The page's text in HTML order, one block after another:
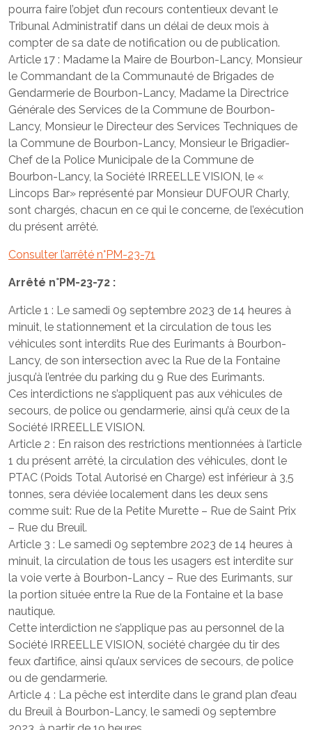
pourra faire l’objet d’un recours contentieux devant le
Tribunal Administratif dans un délai de deux mois à
compter de sa date de notification ou de publication.
Article 17 : Madame la Maire de Bourbon-Lancy, Monsieur
le Commandant de la Communauté de Brigades de
Gendarmerie de Bourbon-Lancy, Madame la Directrice
Générale des Services de la Commune de Bourbon-
Lancy, Monsieur le Directeur des Services Techniques de
la Commune de Bourbon-Lancy, Monsieur le Brigadier-
Chef de la Police Municipale de la Commune de
Bourbon-Lancy, la Société IRREELLE VISION, le «
Lincops Bar» représenté par Monsieur DUFOUR Charly,
sont chargés, chacun en ce qui le concerne, de l’exécution
du présent arrêté.
Consulter l’arrêté n°PM-23-71
Arrêté n°PM-23-72 :
Article 1 : Le samedi 09 septembre 2023 de 14 heures à
minuit, le stationnement et la circulation de tous les
véhicules sont interdits Rue des Eurimants à Bourbon-
Lancy, de son intersection avec la Rue de la Fontaine
jusqu’à l’entrée du parking du 9 Rue des Eurimants.
Ces interdictions ne s’appliquent pas aux véhicules de
secours, de police ou gendarmerie, ainsi qu’à ceux de la
Société IRREELLE VISION.
Article 2 : En raison des restrictions mentionnées à l’article
1 du présent arrêté, la circulation des véhicules, dont le
PTAC (Poids Total Autorisé en Charge) est inférieur à 3,5
tonnes, sera déviée localement dans les deux sens
comme suit: Rue de la Petite Murette – Rue de Saint Prix
– Rue du Breuil.
Article 3 : Le samedi 09 septembre 2023 de 14 heures à
minuit, la circulation de tous les usagers est interdite sur
la voie verte à Bourbon-Lancy – Rue des Eurimants, sur
la portion située entre la Rue de la Fontaine et la base
nautique.
Cette interdiction ne s’applique pas au personnel de la
Société IRREELLE VISION, société chargée du tir des
feux d’artifice, ainsi qu’aux services de secours, de police
ou de gendarmerie.
Article 4 : La pêche est interdite dans le grand plan d’eau
du Breuil à Bourbon-Lancy, le samedi 09 septembre